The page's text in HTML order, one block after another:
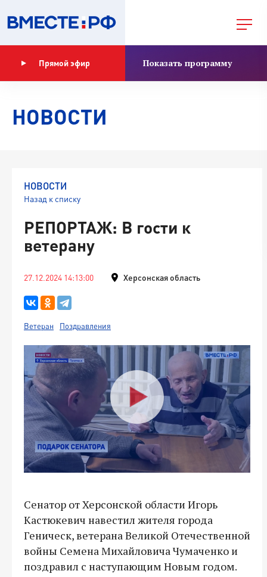
Прямой эфир Показать программу
НОВОСТИ
НОВОСТИ
Назад к списку
РЕПОРТАЖ: В гости к
ветерану
27.12.2024 14:13:00 Херсонская область
Ветеран Поздравления
Сенатор от Херсонской области Игорь
Кастюкевич навестил жителя города
Геническ, ветерана Великой Отечественной
войны Семена Михайловича Чумаченко и
поздравил с наступающим Новым годом.